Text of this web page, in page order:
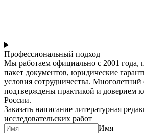
Профессиональный подход
Мы работаем официально с 2001 года,
пакет документов, юридические
условия сотрудничества.
подтверждены практикой и доверием
России.
Заказать написание литературная
исследовательских работ
Имя